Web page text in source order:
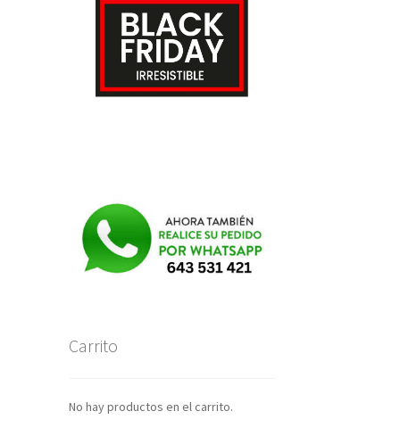
Carrito
No hay productos en el carrito.